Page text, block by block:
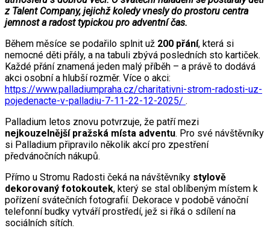
z Talent Company, jejichž koledy vnesly do prostoru centra
jemnost a radost typickou pro adventní čas.
Během měsíce se podařilo splnit už 200 přání, která si
nemocné děti přály, a na tabuli zbývá posledních sto kartiček.
Každé přání znamená jeden malý příběh – a právě to dodává
akci osobní a hlubší rozměr. Více o akci:
https://www.palladiumpraha.cz/charitativni-strom-radosti-uz-
pojedenacte-v-palladiu-7-11-22-12-2025/ .
Palladium letos znovu potvrzuje, že patří mezi
nejkouzelnější pražská místa adventu. Pro své návštěvníky
si Palladium připravilo několik akcí pro zpestření
předvánočních nákupů.
Přímo u Stromu Radosti čeká na návštěvníky stylově
dekorovaný fotokoutek, který se stal oblíbeným místem k
pořízení svátečních fotografií. Dekorace v podobě vánoční
telefonní budky vytváří prostředí, jež si říká o sdílení na
sociálních sítích.